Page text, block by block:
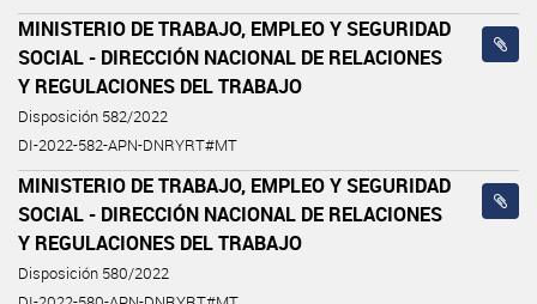
MINISTERIO DE TRABAJO, EMPLEO Y SEGURIDAD
SOCIAL - DIRECCIÓN NACIONAL DE RELACIONES
Y REGULACIONES DEL TRABAJO
Disposición 582/2022
DI-2022-582-APN-DNRYRT#MT
MINISTERIO DE TRABAJO, EMPLEO Y SEGURIDAD
SOCIAL - DIRECCIÓN NACIONAL DE RELACIONES
Y REGULACIONES DEL TRABAJO
Disposición 580/2022